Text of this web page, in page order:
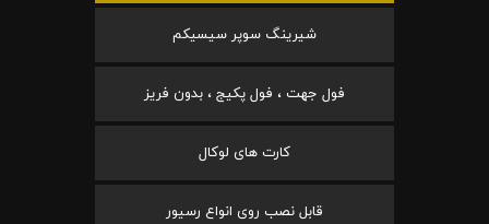
شیرینگ سوپر سیسیکم
فول جهت ، فول پکیج ، بدون فریز
کارت های لوکال
قابل نصب روی انواع رسیور